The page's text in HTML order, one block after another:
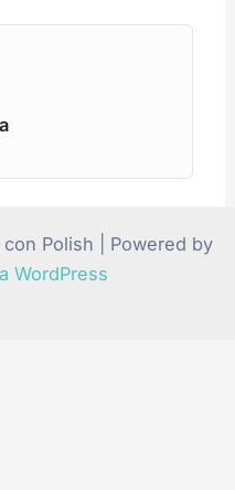
Polish | Powered by
WordPress